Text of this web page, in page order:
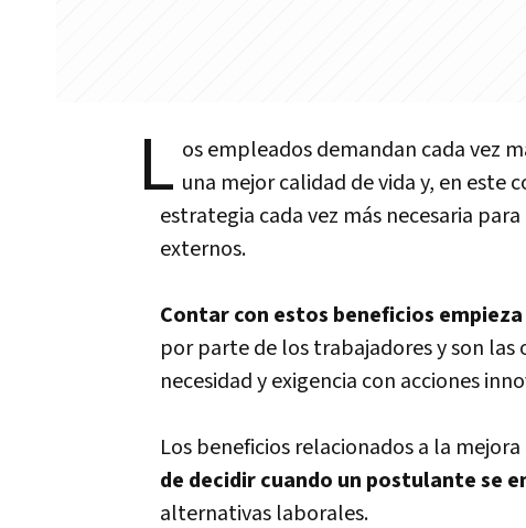
L os empleados demandan cada vez
una mejor calidad de vida y, en
estrategia cada vez más necesaria
externos.
Contar con estos beneficios
por parte de los trabajadores y son las
necesidad y exigencia con acciones
Los beneficios relacionados a la
de decidir cuando un postulante se
alternativas laborales.